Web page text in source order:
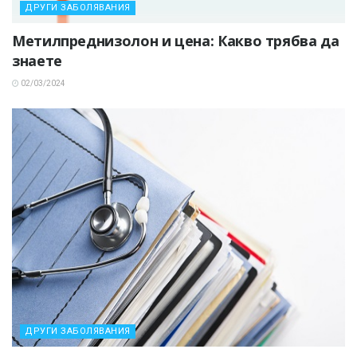
ДРУГИ ЗАБОЛЯВАНИЯ
Метилпреднизолон и цена: Какво трябва да
знаете
02/03/2024
ДРУГИ ЗАБОЛЯВАНИЯ